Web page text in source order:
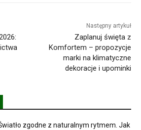
Następny artykuł
Zaplanuj święta z
Komfortem – propozycje
marki na klimatyczne
dekoracje i upominki
zgodne z naturalnym rytmem. Jak